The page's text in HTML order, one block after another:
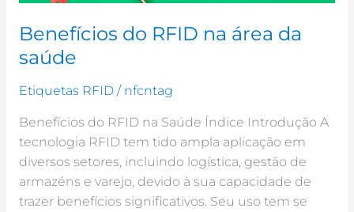
Benefícios do RFID na área da
saúde
Etiquetas RFID/ nfcntag
Benefícios do RFID na Saúde Índice Introdução A
tecnologia RFID tem tido ampla aplicação em
diversos setores, incluindo logística, gestão de
armazéns e varejo, devido à sua capacidade de
trazer benefícios significativos. Seu uso tem se